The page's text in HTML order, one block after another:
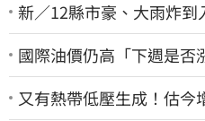
新／12縣市豪、大雨炸到
國際油價仍高「下週是否
又有熱帶低壓生成！估今